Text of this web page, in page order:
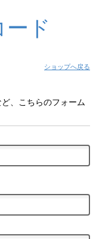
ド
ショップへ戻る
、こちらのフォーム